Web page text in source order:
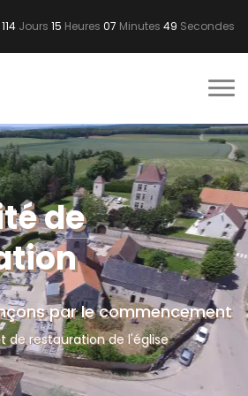
114 Jours 15 Heures 07 Minutes 48 Secondes
de
par le commencement
de restauration de l'église